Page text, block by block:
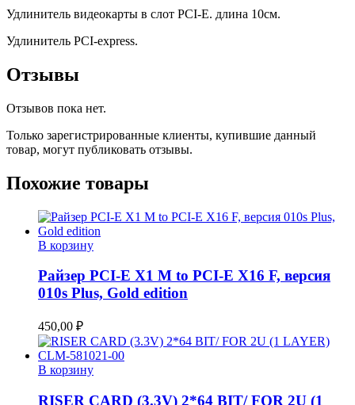
Riser
Удлинитель видеокарты в слот PCI-E. длина 10см.
Удлинитель PCI-express.
Отзывы
Отзывов пока нет.
Только зарегистрированные клиенты, купившие данный
товар, могут публиковать отзывы.
Похожие товары
В корзину
Райзер PCI-E X1 M to PCI-E X16 F, версия
010s Plus, Gold edition
450,00 ₽
В корзину
RISER CARD (3.3V) 2*64 BIT/ FOR 2U (1